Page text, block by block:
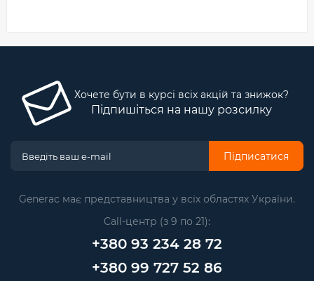
Хочете бути в курсі всіх акцій та знижок?
Підпишіться на нашу розсилку
Підписатися
Generac має представництва у всіх областях України.
Call-центр (з 9 по 21):
+380 93 234 28 72
+380 99 727 52 86